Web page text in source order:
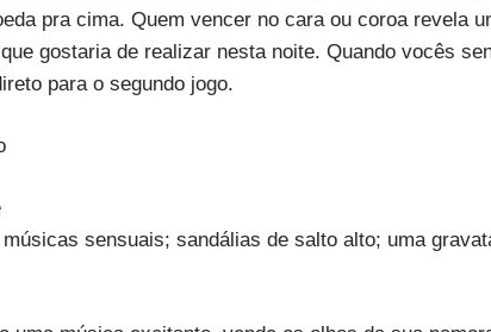
pra cima. Quem vencer no cara ou coroa revela
gostaria de realizar nesta noite. Quando vocês
para o segundo jogo.
sensuais; sandálias de salto alto; uma